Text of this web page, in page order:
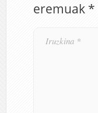
eremuak *